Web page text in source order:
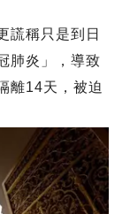
謊稱只是到日
肺炎」，導致
離14天，被迫